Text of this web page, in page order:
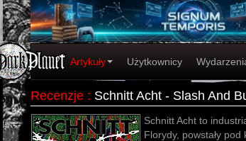
Artykuły Użytkownicy
Recenzje : Schnitt Acht - Slash And
Schnitt Acht to
Florydy, powstały pod